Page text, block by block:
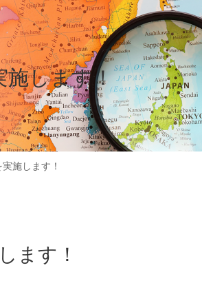
施します！
施します！
ます！